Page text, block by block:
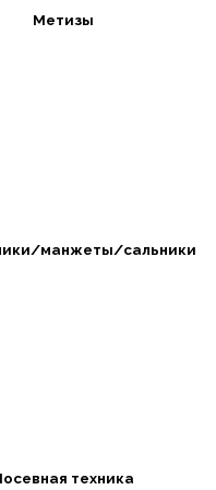
Метизы
манжеты/сальники
техника